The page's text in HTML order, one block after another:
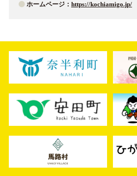
ホームページ： https://kochiamigo.jp/